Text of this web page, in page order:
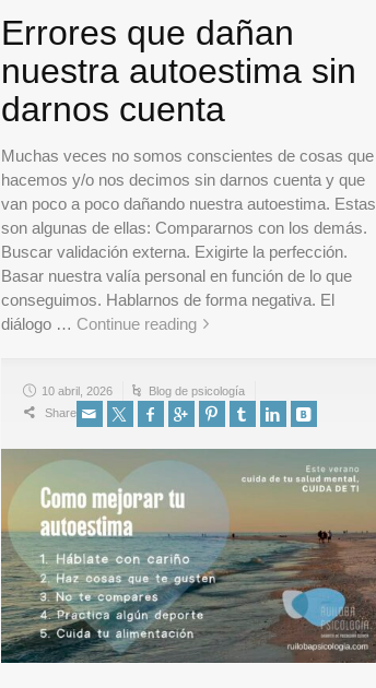
Errores que dañan
nuestra autoestima sin
darnos cuenta
Muchas veces no somos conscientes de cosas que
hacemos y/o nos decimos sin darnos cuenta y que
van poco a poco dañando nuestra autoestima. Estas
son algunas de ellas: Compararnos con los demás.
Buscar validación externa. Exigirte la perfección.
Basar nuestra valía personal en función de lo que
conseguimos. Hablarnos de forma negativa. El
diálogo … Continue reading
10 abril, 2026
Blog de psicología
Share